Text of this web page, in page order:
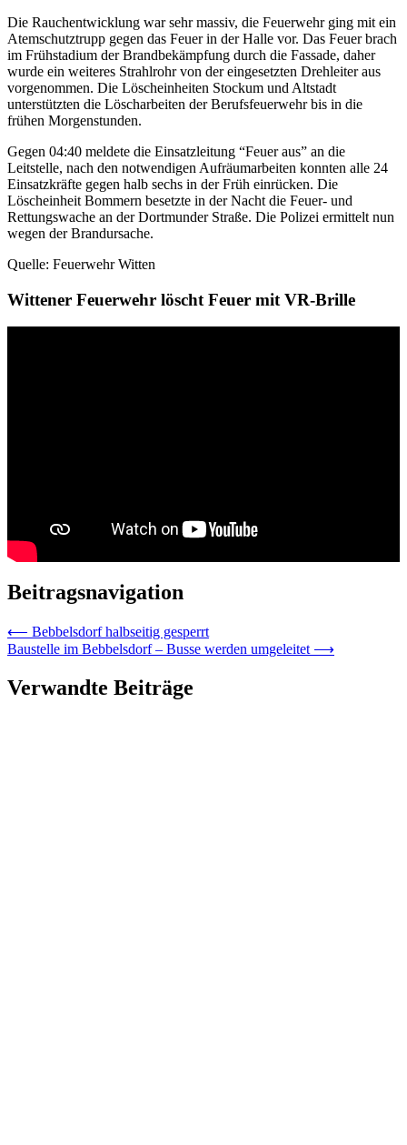
Die Rauchentwicklung war sehr massiv, die Feuerwehr ging mit ein
Atemschutztrupp gegen das Feuer in der Halle vor. Das Feuer brach
im Frühstadium der Brandbekämpfung durch die Fassade, daher
wurde ein weiteres Strahlrohr von der eingesetzten Drehleiter aus
vorgenommen. Die Löscheinheiten Stockum und Altstadt
unterstützten die Löscharbeiten der Berufsfeuerwehr bis in die
frühen Morgenstunden.
Gegen 04:40 meldete die Einsatzleitung “Feuer aus” an die
Leitstelle, nach den notwendigen Aufräumarbeiten konnten alle 24
Einsatzkräfte gegen halb sechs in der Früh einrücken. Die
Löscheinheit Bommern besetzte in der Nacht die Feuer- und
Rettungswache an der Dortmunder Straße. Die Polizei ermittelt nun
wegen der Brandursache.
Quelle: Feuerwehr Witten
Wittener Feuerwehr löscht Feuer mit VR-Brille
Beitragsnavigation
⟵ Bebbelsdorf halbseitig gesperrt
Baustelle im Bebbelsdorf – Busse werden umgeleitet ⟶
Verwandte Beiträge